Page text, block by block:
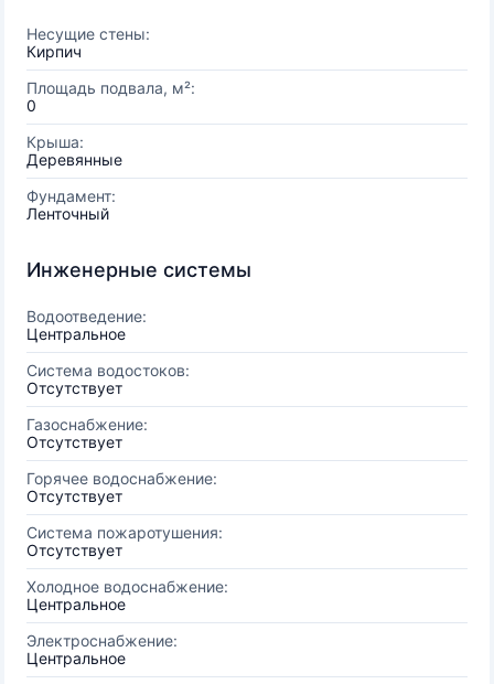
Несущие стены:
Кирпич
Площадь подвала, м²:
0
Крыша:
Деревянные
Фундамент:
Ленточный
Инженерные системы
Водоотведение:
Центральное
Система водостоков:
Отсутствует
Газоснабжение:
Отсутствует
Горячее водоснабжение:
Отсутствует
Система пожаротушения:
Отсутствует
Холодное водоснабжение:
Центральное
Электроснабжение:
Центральное